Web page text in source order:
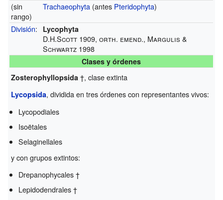
(sin
rango)
Trachaeophyta (antes Pteridophyta)
División: Lycophyta
D.H.Scott 1909, orth. emend., Margulis &
Schwartz 1998
Clases y órdenes
Zosterophyllopsida †, clase extinta
Lycopsida, dividida en tres órdenes con representantes vivos:
Lycopodiales
Isoëtales
Selaginellales
y con grupos extintos:
Drepanophycales †
Lepidodendrales †